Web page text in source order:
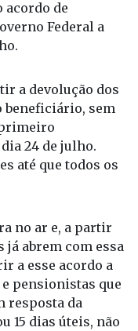
acordo de
Federal a
a devolução dos
beneficiário, sem
24 de julho.
até que todos os
no ar e, a partir
já abrem com essa
a esse acordo a
pensionistas que
resposta da
15 dias úteis, não